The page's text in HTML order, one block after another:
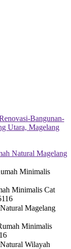
Natural Magelang
Minimalis
Minimalis Cat
Magelang
Minimalis
Wilayah